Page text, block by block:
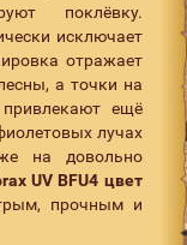
поклёвку.
исключает
отражает
а точки на
ещё
лучах
на довольно
UV BFU4 цвет
прочным и